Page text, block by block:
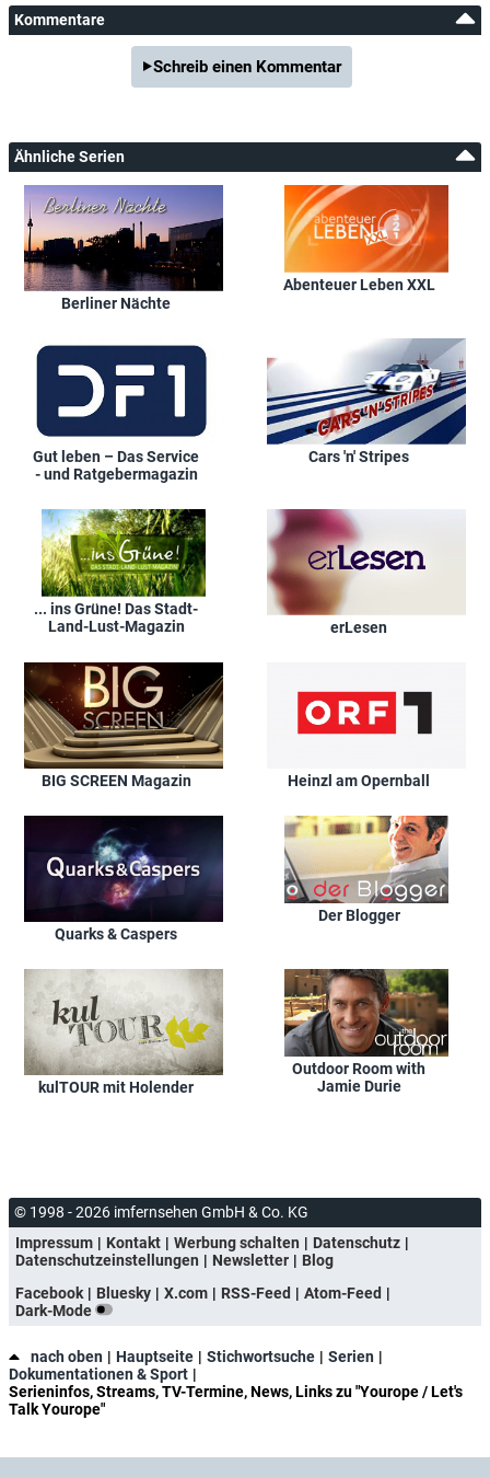
Kommentare
Schreib einen Kommentar
Ähnliche Serien
Berliner Nächte
Abenteuer Leben XXL
Gut leben – Das Service
- und Ratgebermagazin
Cars 'n' Stripes
... ins Grüne! Das Stadt-
Land-Lust-Magazin
erLesen
BIG SCREEN Magazin Heinzl am Opernball
Quarks & Caspers
Der Blogger
kulTOUR mit Holender
Outdoor Room with
Jamie Durie
© 1998 - 2026 imfernsehen GmbH & Co. KG
Impressum
Kontakt Werbung schalten
Datenschutz
Datenschutzeinstellungen
Newsletter
Blog
Facebook
Bluesky X.com RSS-Feed
Atom-Feed
Dark-Mode
nach oben Hauptseite Stichwortsuche
Serien
Dokumentationen & Sport
Serieninfos, Streams, TV-Termine, News, Links zu "Yourope / Let's
Talk Yourope"